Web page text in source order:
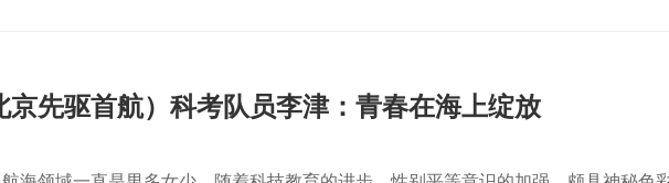
京先驱首航）科考队员李津：青春在海上绽放